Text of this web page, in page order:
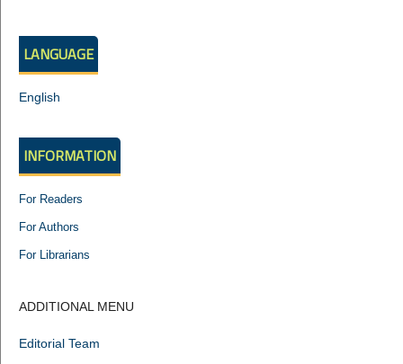
LANGUAGE
English
INFORMATION
For Readers
For Authors
For Librarians
ADDITIONAL MENU
Editorial Team